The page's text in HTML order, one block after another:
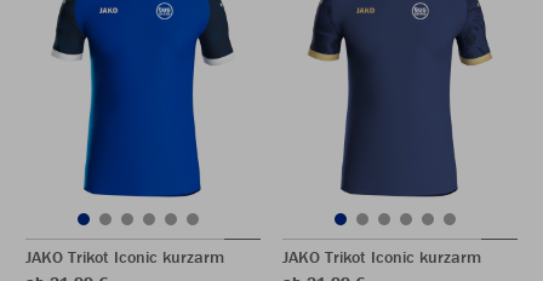
JAKO Trikot Iconic kurzarm
JAKO Trikot Iconic kurzarm